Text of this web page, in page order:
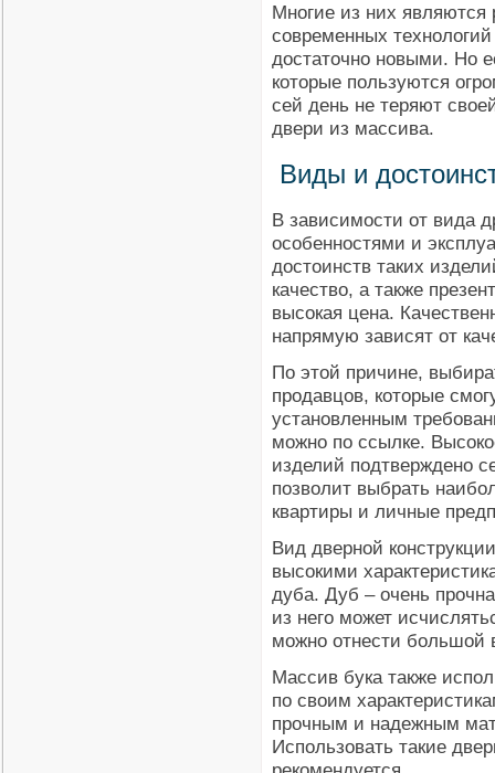
Многие из них являются
современных
достаточно новыми. Но
которые пользуются
сей день не теряют
двери из массива.
Виды и
В зависимости от вида
особенностями и
достоинств таких
качество, а также
высокая цена.
напрямую зависят от
По этой причине,
продавцов, которые
установленным
можно по ссылке.
изделий подтверждено
позволит выбрать
квартиры и личные
Вид дверной
высокими
дуба. Дуб – очень
из него может
можно отнести большой
Массив бука также
по своим
прочным и надежным
Использовать такие